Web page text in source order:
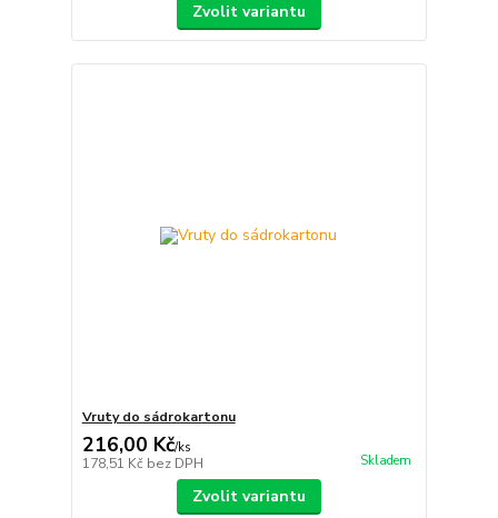
Zvolit variantu
Vruty do sádrokartonu
216,00 Kč/ks
178,51 Kč bez DPH Skladem
Zvolit variantu